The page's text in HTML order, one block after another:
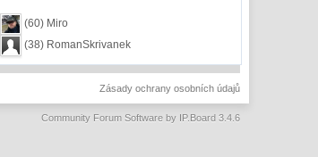
(60) Miro
(38) RomanSkrivanek
Zásady ochrany osobních údajů
Community Forum Software by IP.Board 3.4.6